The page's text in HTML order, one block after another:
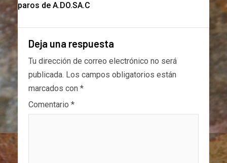
paros de A.DO.SA.C
Deja una respuesta
Tu dirección de correo electrónico no será
publicada. Los campos obligatorios están
marcados con *
Comentario *